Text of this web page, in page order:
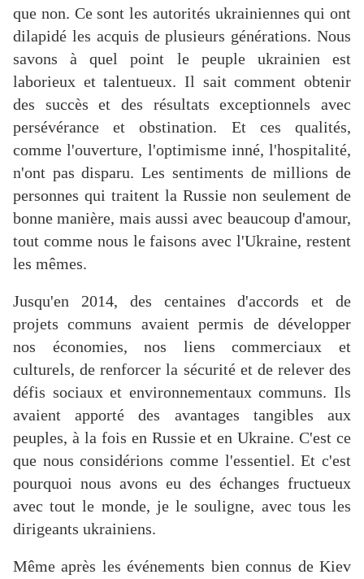
que non. Ce sont les autorités ukrainiennes qui ont
dilapidé les acquis de plusieurs générations. Nous
savons à quel point le peuple ukrainien est
laborieux et talentueux. Il sait comment obtenir
des succès et des résultats exceptionnels avec
persévérance et obstination. Et ces qualités,
comme l'ouverture, l'optimisme inné, l'hospitalité,
n'ont pas disparu. Les sentiments de millions de
personnes qui traitent la Russie non seulement de
bonne manière, mais aussi avec beaucoup d'amour,
tout comme nous le faisons avec l'Ukraine, restent
les mêmes.
Jusqu'en 2014, des centaines d'accords et de
projets communs avaient permis de développer
nos économies, nos liens commerciaux et
culturels, de renforcer la sécurité et de relever des
défis sociaux et environnementaux communs. Ils
avaient apporté des avantages tangibles aux
peuples, à la fois en Russie et en Ukraine. C'est ce
que nous considérions comme l'essentiel. Et c'est
pourquoi nous avons eu des échanges fructueux
avec tout le monde, je le souligne, avec tous les
dirigeants ukrainiens.
Même après les événements bien connus de Kiev